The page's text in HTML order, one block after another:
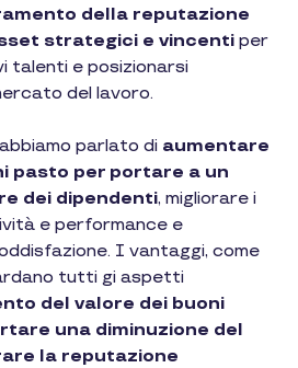
della reputazione
strategici e vincenti per
talenti e posizionarsi
del lavoro.
parlato di aumentare
pasto per portare a un
dei dipendenti, migliorare i
e performance e
I vantaggi, come
tutti gi aspetti
del valore dei buoni
una diminuzione del
la reputazione